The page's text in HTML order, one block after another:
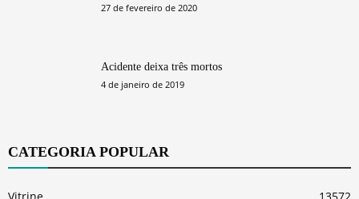
27 de fevereiro de 2020
Acidente deixa três mortos
4 de janeiro de 2019
CATEGORIA POPULAR
Vitrine 13572